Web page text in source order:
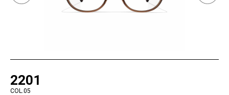
2201
COL.05